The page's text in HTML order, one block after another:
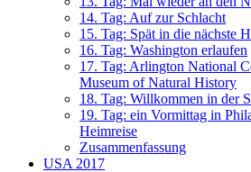
14. Tag: Auf zur Schlacht
15. Tag: Spät in die nächste
16. Tag: Washington erlaufen
17. Tag: Arlington National
Museum of Natural History
18. Tag: Willkommen in der
19. Tag: ein Vormittag in
Heimreise
Zusammenfassung
USA 2017